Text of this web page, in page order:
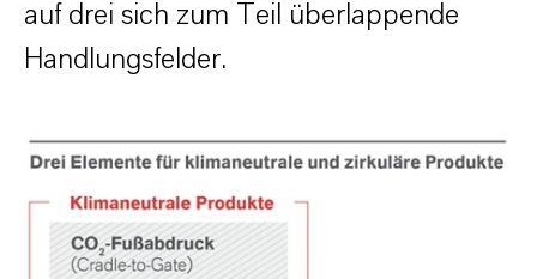
auf drei sich zum Teil überlappende
Handlungsfelder.